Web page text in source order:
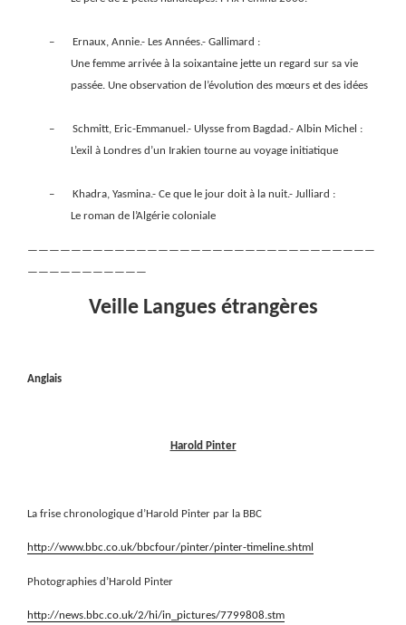
–
Ernaux, Annie.- Les Années.- Gallimard :
Une femme arrivée à la soixantaine jette un regard sur sa vie
passée. Une observation de l’évolution des mœurs et des idées
–
Schmitt, Eric-Emmanuel.- Ulysse from Bagdad.- Albin Michel :
L’exil à Londres d’un Irakien tourne au voyage initiatique
–
Khadra, Yasmina.- Ce que le jour doit à la nuit.- Julliard :
Le roman de l’Algérie coloniale
————————————————————————————————
———————————
Veille Langues étrangères
Anglais
Harold Pinter
La frise chronologique d’Harold Pinter par la BBC
http://www.bbc.co.uk/bbcfour/pinter/pinter-timeline.shtml
Photographies d’Harold Pinter
http://news.bbc.co.uk/2/hi/in_pictures/7799808.stm